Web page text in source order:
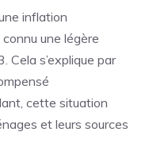
inflation
une légère
Cela s’explique par
cette situation
et leurs sources